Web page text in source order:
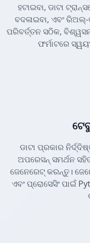
ହଟାଇବା, ଡାଟା
ବଦଳାଇବା, ଏବଂ
ପରିବର୍ତ୍ତନ ସଠିକ,
ଫର୍ମାଟରେ
ଡାଟା ପ୍ରକାର
ଅପରେସନ୍ ସମର୍ଥନ
ଜେନେରେଟ୍ କରନ୍ତୁ।
ଏବଂ ପ୍ରୋସେସିଂ ପାଇଁ